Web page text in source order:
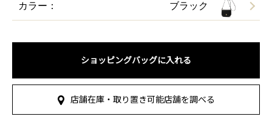
カラー： ブラック
ショッピングバッグに入れる
店舗在庫・取り置き可能店舗を調べる